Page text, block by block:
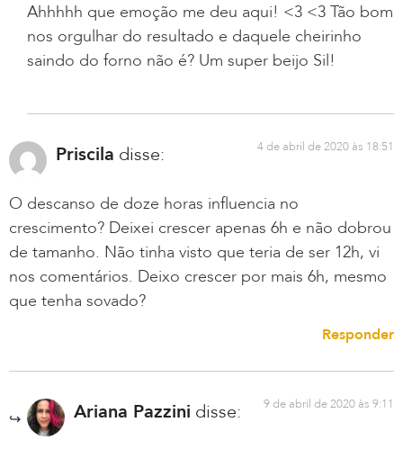
Ahhhhh que emoção me deu aqui! <3 <3 Tão bom
nos orgulhar do resultado e daquele cheirinho
saindo do forno não é? Um super beijo Sil!
Priscila disse: 4 de abril de 2020 às 18:51
O descanso de doze horas influencia no
crescimento? Deixei crescer apenas 6h e não dobrou
de tamanho. Não tinha visto que teria de ser 12h, vi
nos comentários. Deixo crescer por mais 6h, mesmo
que tenha sovado?
Responder
Ariana Pazzini disse: 9 de abril de 2020 às 9:11